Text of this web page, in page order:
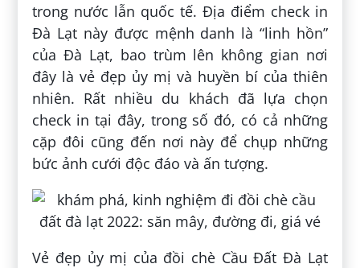
trong nước lẫn quốc tế. Địa điểm check in
Đà Lạt này được mệnh danh là “linh hồn”
của Đà Lạt, bao trùm lên không gian nơi
đây là vẻ đẹp ủy mị và huyền bí của thiên
nhiên. Rất nhiều du khách đã lựa chọn
check in tại đây, trong số đó, có cả những
cặp đôi cũng đến nơi này để chụp những
bức ảnh cưới độc đáo và ấn tượng.
Vẻ đẹp ủy mị của đồi chè Cầu Đất Đà Lạt